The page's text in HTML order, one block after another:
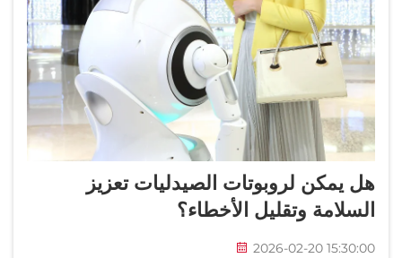
هل يمكن لروبوتات الصيدليات تعزيز
السلامة وتقليل الأخطاء؟
2026-02-20 15:30:00